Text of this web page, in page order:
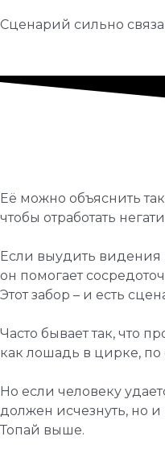
Сценарий сильно
Её можно объяснить
чтобы отработать
Если выудить видения
он помогает
Этот забор – и есть
Часто бывает так, что
как лошадь в цирке,
Но если человеку
должен исчезнуть, но и
Топай выше.